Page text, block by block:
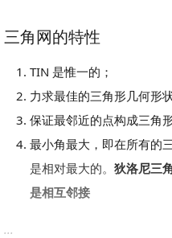
三角网的特性
TIN 是惟一的；
力求最佳的三角形几何形
保证最邻近的点构成三角
最小角最大，即在所有的
是相对最大的。 狄洛尼三
是相互邻接
...